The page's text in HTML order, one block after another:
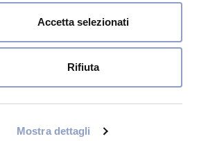
Mostra dettagli
Accetta selezionati
Rifiuta
Credits Photo by Davide Genovese